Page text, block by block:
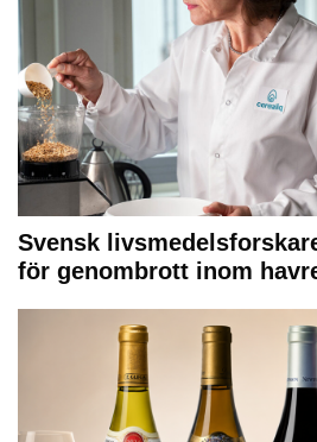
Svensk
för genombrott inom